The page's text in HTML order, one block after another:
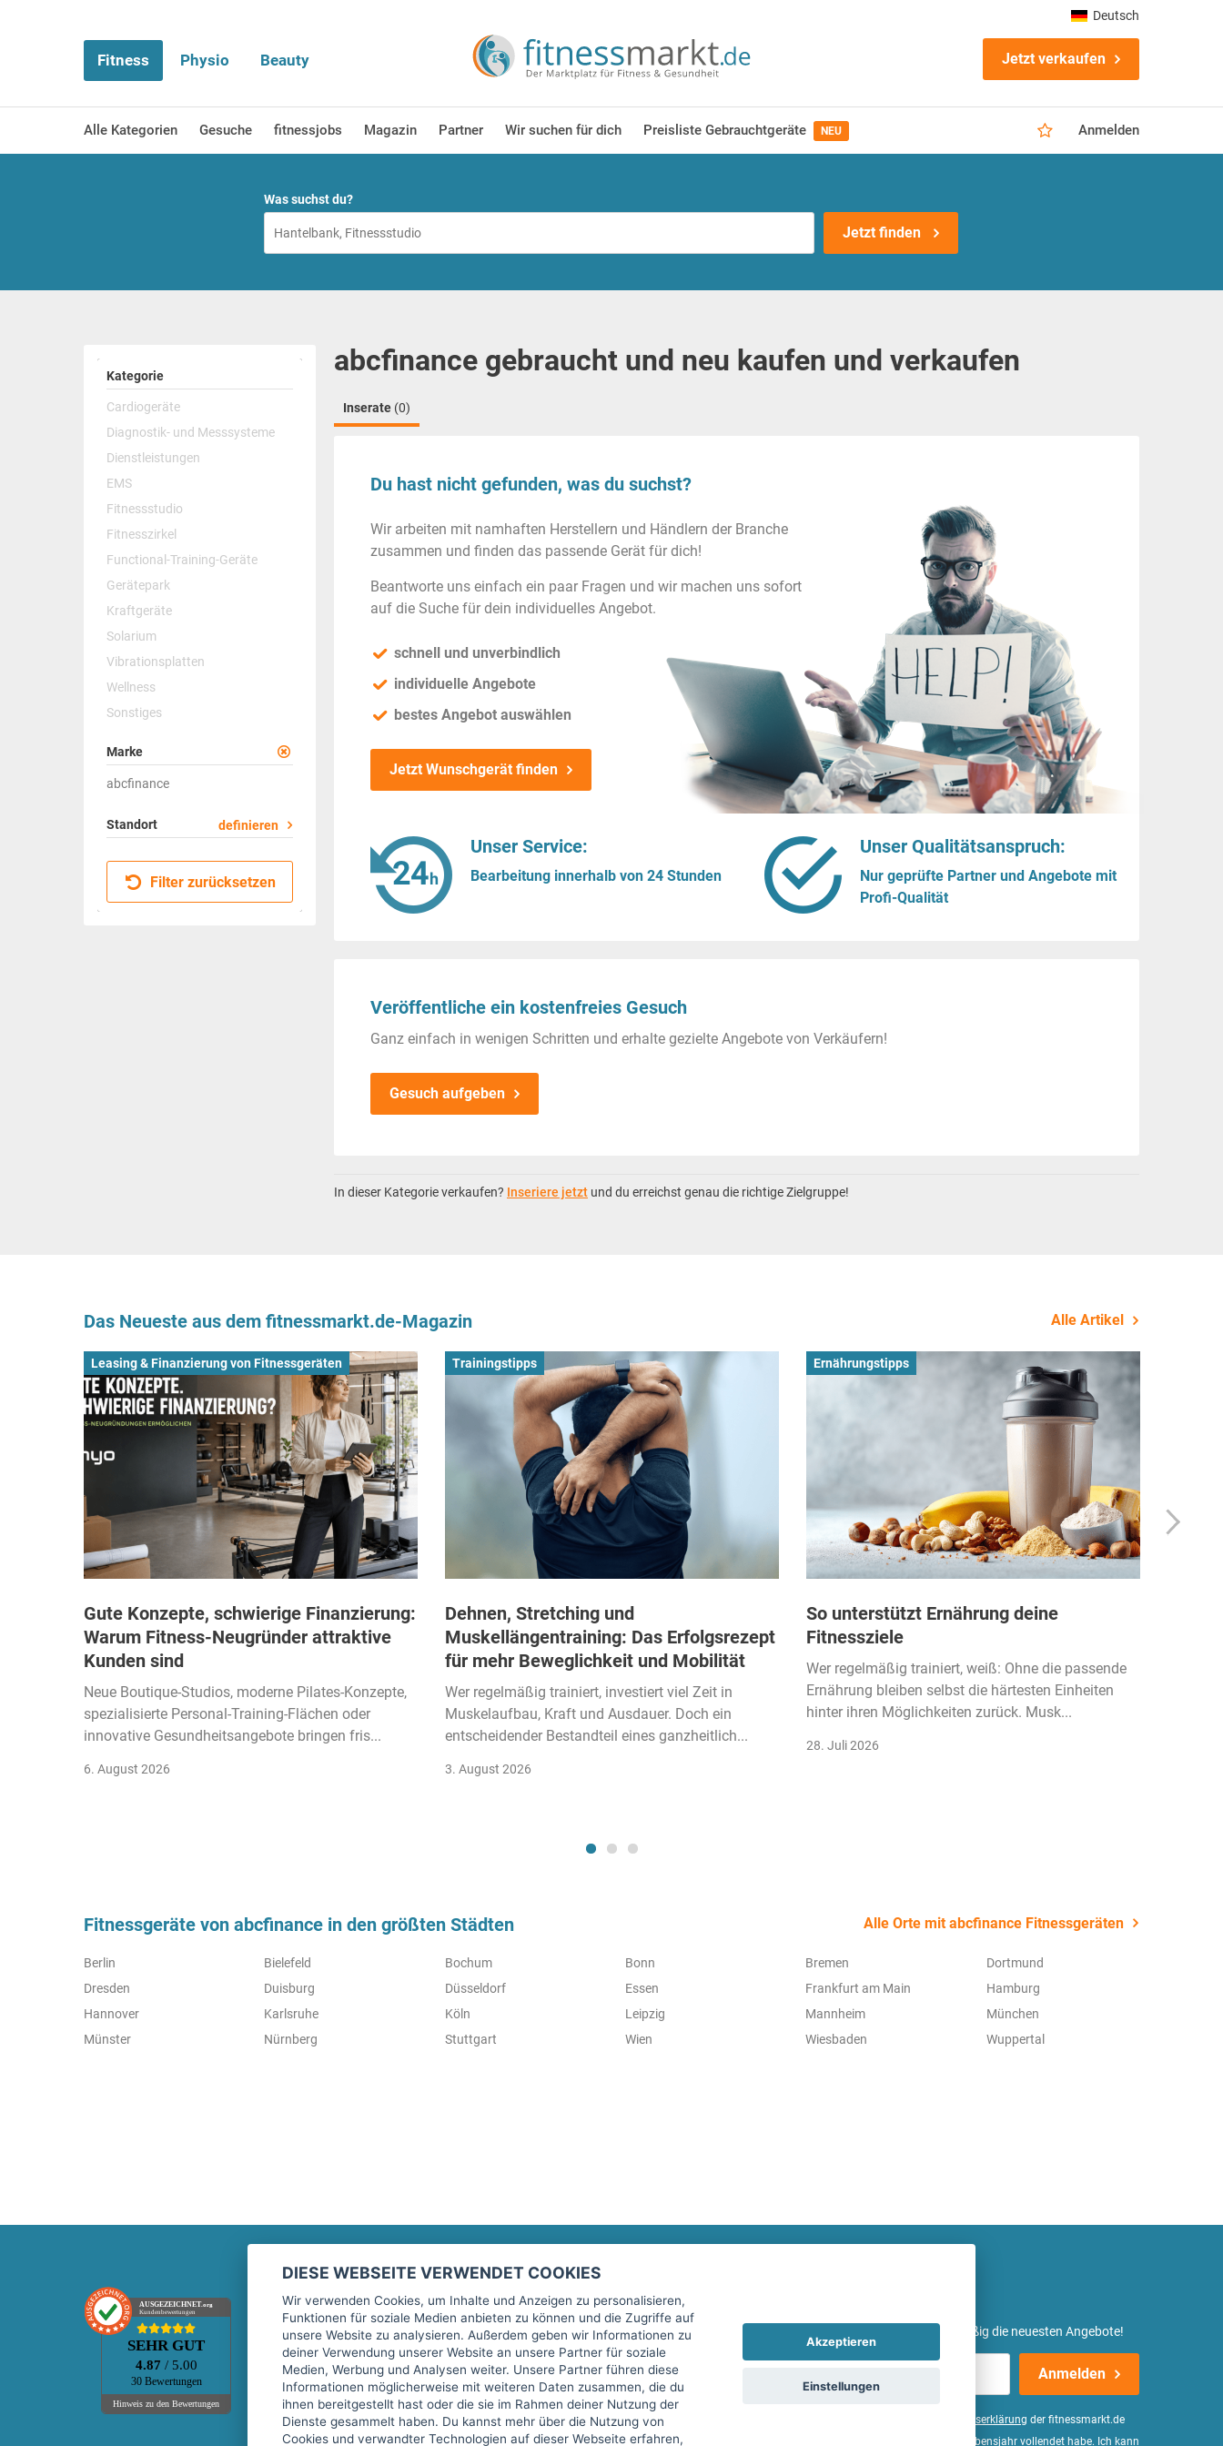
Fitness Physio Beauty Jetzt verkaufen
Alle Kategorien Gesuche fitnessjobs Magazin Partner Wir suchen für dich Preisliste Gebrauchtgeräte NEU Anmelden
Deutsch
Was suchst du?
Jetzt finden
Kategorie
Cardiogeräte
Diagnostik- und Messsysteme
Dienstleistungen
EMS
Fitnessstudio
Fitnesszirkel
Functional-Training-Geräte
Gerätepark
Kraftgeräte
Solarium
Vibrationsplatten
Wellness
Sonstiges
Marke
abcfinance
Standort definieren
Filter zurücksetzen
abcfinance gebraucht und neu kaufen und verkaufen
Inserate (0)
Du hast nicht gefunden, was du suchst?
Wir arbeiten mit namhaften Herstellern und Händlern der Branche
zusammen und finden das passende Gerät für dich!
Beantworte uns einfach ein paar Fragen und wir machen uns sofort
auf die Suche für dein individuelles Angebot.
schnell und unverbindlich
individuelle Angebote
bestes Angebot auswählen
Jetzt Wunschgerät finden
Unser Service:
Bearbeitung innerhalb von 24 Stunden
Unser Qualitätsanspruch:
Nur geprüfte Partner und Angebote mit
Profi-Qualität
Veröffentliche ein kostenfreies Gesuch
Ganz einfach in wenigen Schritten und erhalte gezielte Angebote von Verkäufern!
Gesuch aufgeben
In dieser Kategorie verkaufen? Inseriere jetzt und du erreichst genau die richtige Zielgruppe!
Das Neueste aus dem fitnessmarkt.de-Magazin Alle Artikel
Leasing & Finanzierung von Fitnessgeräten
Gute Konzepte, schwierige Finanzierung:
Warum Fitness-Neugründer attraktive
Kunden sind
Neue Boutique-Studios, moderne Pilates-Konzepte,
spezialisierte Personal-Training-Flächen oder
innovative Gesundheitsangebote bringen fris...
6. August 2026
Trainingstipps
Dehnen, Stretching und
Muskellängentraining: Das Erfolgsrezept
für mehr Beweglichkeit und Mobilität
Wer regelmäßig trainiert, investiert viel Zeit in
Muskelaufbau, Kraft und Ausdauer. Doch ein
entscheidender Bestandteil eines ganzheitlich...
3. August 2026
Ernährungstipps
So unterstützt Ernährung deine
Fitnessziele
Wer regelmäßig trainiert, weiß: Ohne die passende
Ernährung bleiben selbst die härtesten Einheiten
hinter ihren Möglichkeiten zurück. Musk...
28. Juli 2026
Fitnessgeräte von abcfinance in den größten Städten Alle Orte mit abcfinance Fitnessgeräten
Berlin Bielefeld Bochum Bonn Bremen
Dortmund
Dresden
Duisburg Düsseldorf Essen Frankfurt am Main
Hamburg
Hannover
Karlsruhe Köln Leipzig Mannheim
München
Münster
Nürnberg Stuttgart Wien Wiesbaden Wuppertal
AUSGEZEICHNET.org
Kundenbewertungen
SEHR GUT
4.87 / 5.00
30 Bewertungen
Hinweis zu den Bewertungen
Marktplatz
Kontakt
Preise Marktplatz
FAQ Marktplatz
Über uns
Werbebuchungen
Rechtliches
Impressum
AGB
Datenschutz
Sicherheit
Top-Inserat kündigen
fitnessmarkt.de Newsletter
Trage dich hier für unseren Newsletter ein und erhalte regelmäßig die neuesten Angebote!
Anmelden
Ich stimme der Verarbeitung meiner Daten, wie in der Einwilligungserklärung der fitnessmarkt.de
services GmbH beschrieben, zu und bestätige, dass ich das 16. Lebensjahr vollendet habe. Ich kann
DIESE WEBSEITE VERWENDET COOKIES
Wir verwenden Cookies, um Inhalte und Anzeigen zu personalisieren,
Funktionen für soziale Medien anbieten zu können und die Zugriffe auf
unsere Website zu analysieren. Außerdem geben wir Informationen zu
deiner Verwendung unserer Website an unsere Partner für soziale
Medien, Werbung und Analysen weiter. Unsere Partner führen diese
Informationen möglicherweise mit weiteren Daten zusammen, die du
ihnen bereitgestellt hast oder die sie im Rahmen deiner Nutzung der
Dienste gesammelt haben. Du kannst mehr über die Nutzung von
Cookies und verwandter Technologien auf dieser Webseite erfahren,
Akzeptieren
Einstellungen